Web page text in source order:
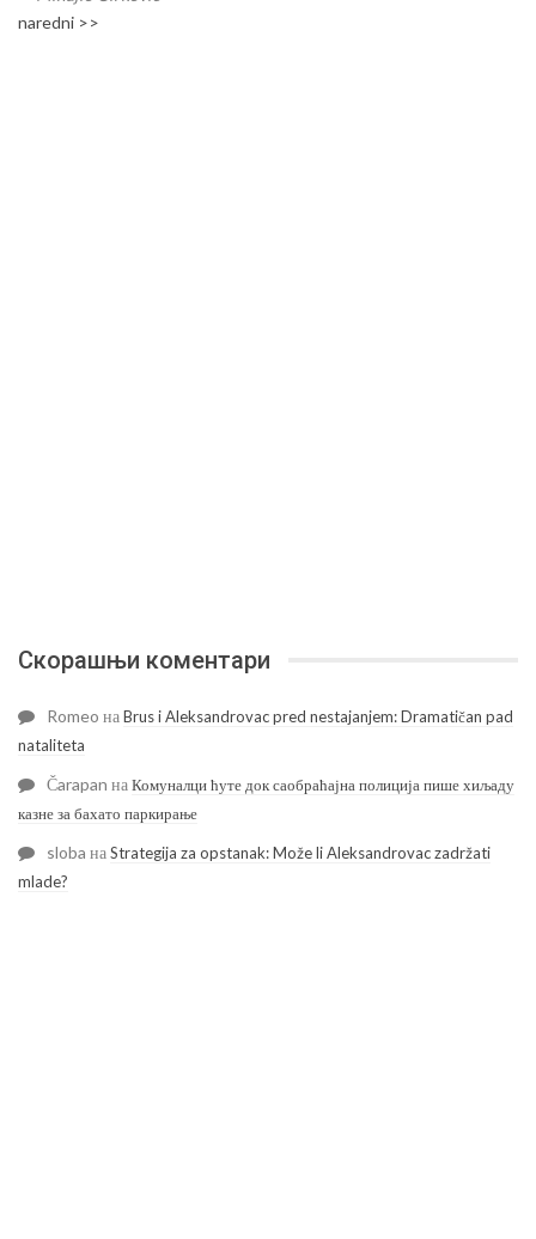
naredni >>
Скорашњи коментари
Romeo наBrus i Aleksandrovac pred nestajanjem: Dramatičan pad
nataliteta
Čarapan наКомуналци ћуте док саобраћајна полиција пише хиљаду
казне за бахато паркирање
sloba наStrategija za opstanak: Može li Aleksandrovac zadržati
mlade?